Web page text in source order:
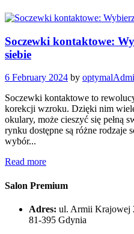
Soczewki kontaktowe:
siebie
6 February 2024 by
Soczewki kontaktowe to
korekcji wzroku. Dzięki nim
okulary, może cieszyć się pełną
rynku dostępne są różne rodzaje
wybór...
Read more
Salon Premium
Adres: ul. Armii Krajowej
81-395 Gdynia